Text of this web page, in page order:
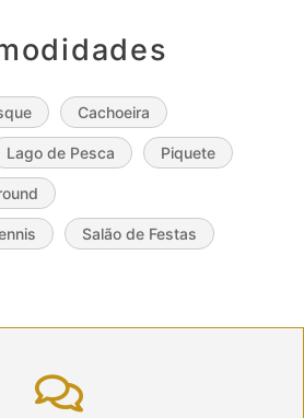
Cachoeira
Lago de Pesca Piquete
Salão de Festas